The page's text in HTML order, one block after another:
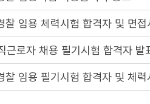
임용 체력시험 합격자 및 면접
로자 채용 필기시험 합격자 발
임용 필기시험 합격자 및 체력